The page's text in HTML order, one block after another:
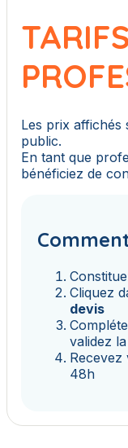
TARIFS
Les prix
public.
En tant que
bénéficiez de
Cliquez
devis
validez
Recevez
48h